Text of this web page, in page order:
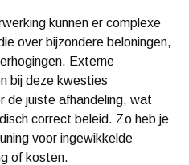
kunnen er complexe
over bijzondere beloningen,
Externe
bij deze kwesties
de juiste afhandeling, wat
correct beleid. Zo heb je
voor ingewikkelde
of kosten.